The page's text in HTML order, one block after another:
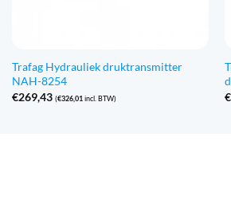
Trafag Hydrauliek druktransmitter
NAH-8254
€269,43 (€326,01 incl. BTW)
€